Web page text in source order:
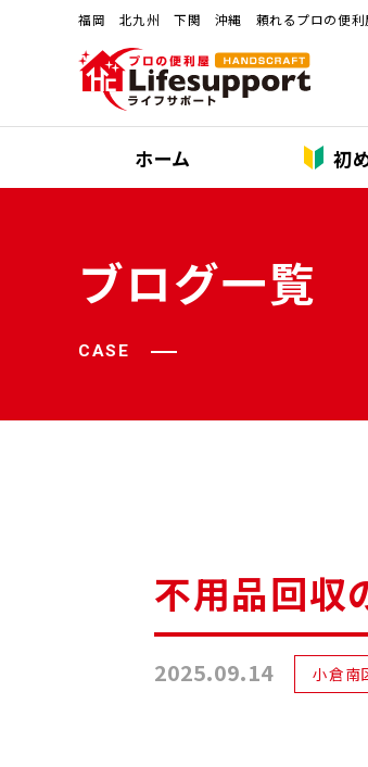
福岡 北九州 下関 沖縄 頼れるプロの便利屋
ホーム 初
ブログ一覧
CASE
不用品回収
2025.09.14 小倉南